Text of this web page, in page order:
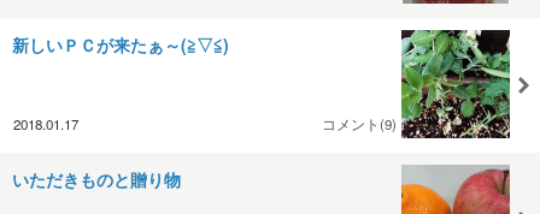
新しいＰＣが来たぁ～(≧▽≦)
2018.01.17 コメント(9)
いただきものと贈り物